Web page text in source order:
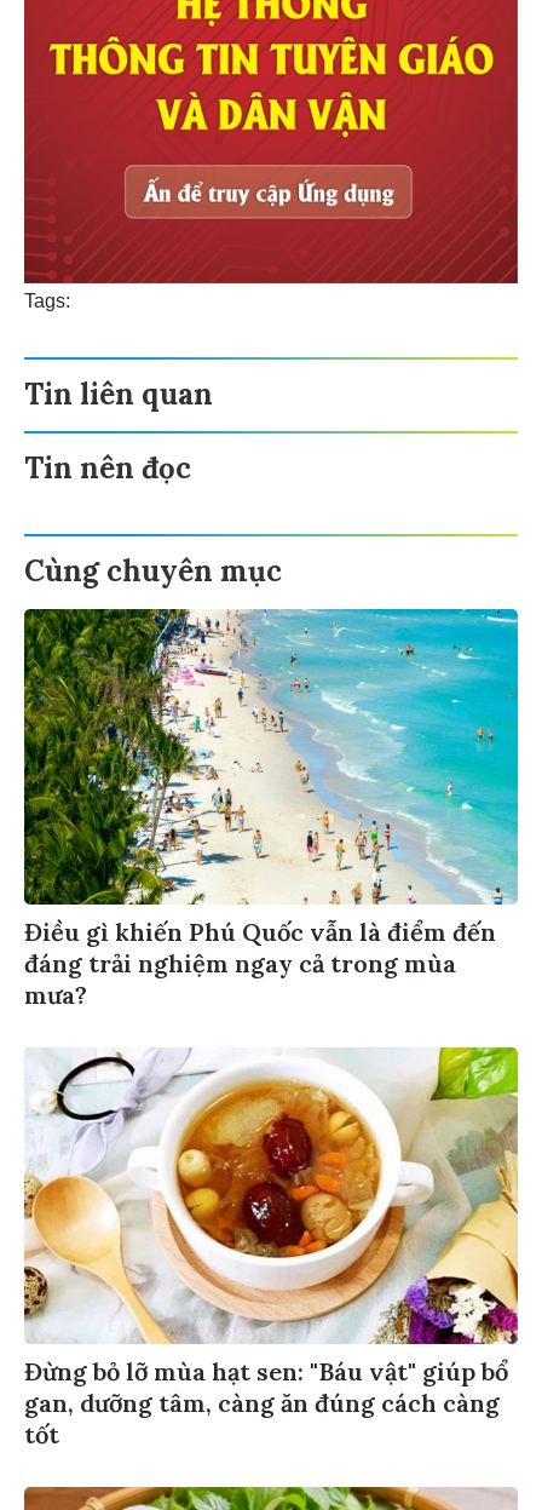
Tags:
Tin liên quan
Tin nên đọc
Cùng chuyên mục
Điều gì khiến Phú Quốc vẫn là điểm đến
đáng trải nghiệm ngay cả trong mùa
mưa?
Đừng bỏ lỡ mùa hạt sen: "Báu vật" giúp bổ
gan, dưỡng tâm, càng ăn đúng cách càng
tốt